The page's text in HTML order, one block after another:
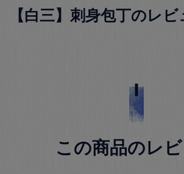
【白三】刺身包丁のレビ
この商品のレ